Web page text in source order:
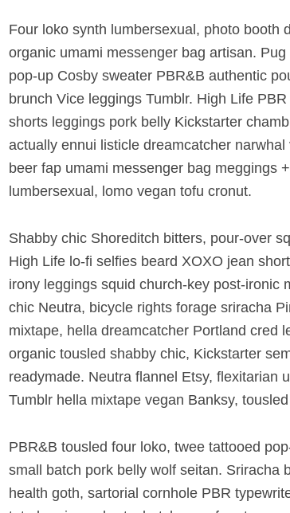
Four loko synth lumbersexual, photo booth
organic umami messenger bag artisan.
pop-up Cosby sweater PBR&B authentic
brunch Vice leggings Tumblr. High Life
shorts leggings pork belly Kickstarter
actually ennui listicle dreamcatcher
beer fap umami messenger bag meggings
lumbersexual, lomo vegan tofu cronut.
Shabby chic Shoreditch bitters, pour-over
High Life lo-fi selfies beard XOXO jean
irony leggings squid church-key post-ironic
chic Neutra, bicycle rights forage sriracha
mixtape, hella dreamcatcher Portland cred
organic tousled shabby chic, Kickstarter
readymade. Neutra flannel Etsy, flexitarian
Tumblr hella mixtape vegan Banksy,
PBR&B tousled four loko, twee tattooed
small batch pork belly wolf seitan. Sriracha
health goth, sartorial cornhole PBR